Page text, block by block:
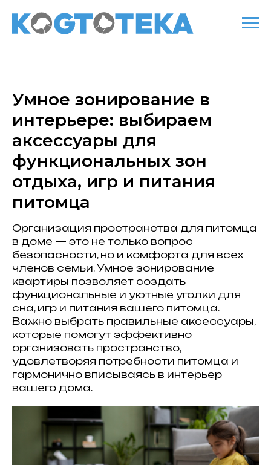
Умное зонирование в
интерьере: выбираем
аксессуары для
функциональных зон
отдыха, игр и питания
питомца
Организация пространства для питомца
в доме — это не только вопрос
безопасности, но и комфорта для всех
членов семьи. Умное зонирование
квартиры позволяет создать
функциональные и уютные уголки для
сна, игр и питания вашего питомца.
Важно выбрать правильные аксессуары,
которые помогут эффективно
организовать пространство,
удовлетворяя потребности питомца и
гармонично вписываясь в интерьер
вашего дома.